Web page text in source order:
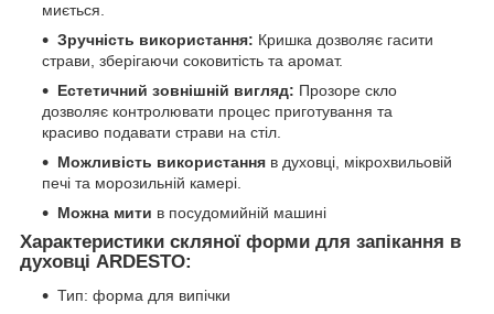
миється.
Зручність використання: Кришка дозволяє гасити
страви, зберігаючи соковитість та аромат.
Естетичний зовнішній вигляд: Прозоре скло
дозволяє контролювати процес приготування та
красиво подавати страви на стіл.
Можливість використання в духовці, мікрохвильовій
печі та морозильній камері.
Можна мити в посудомийній машині
Характеристики скляної форми для запікання в
духовці ARDESTO:
Тип: форма для випічки